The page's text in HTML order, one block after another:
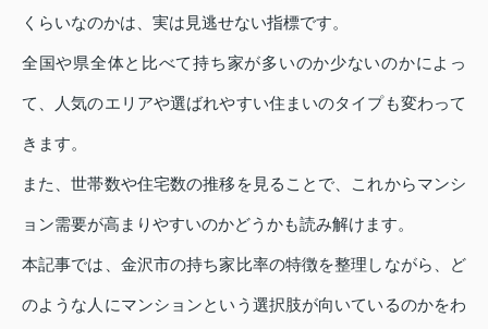
くらいなのかは、実は見逃せない指標です。
全国や県全体と比べて持ち家が多いのか少ないのかによっ
て、人気のエリアや選ばれやすい住まいのタイプも変わって
きます。
また、世帯数や住宅数の推移を見ることで、これからマンシ
ョン需要が高まりやすいのかどうかも読み解けます。
本記事では、金沢市の持ち家比率の特徴を整理しながら、ど
のような人にマンションという選択肢が向いているのかをわ